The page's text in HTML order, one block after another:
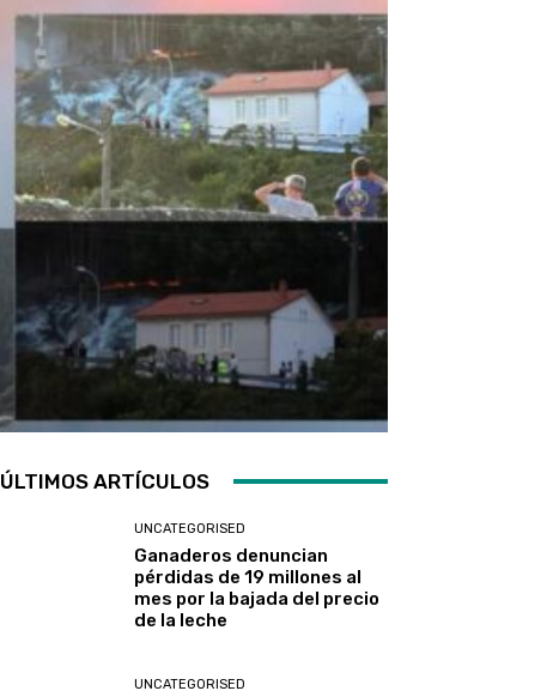
ÚLTIMOS ARTÍCULOS
UNCATEGORISED
Ganaderos denuncian
pérdidas de 19 millones al
mes por la bajada del precio
de la leche
UNCATEGORISED